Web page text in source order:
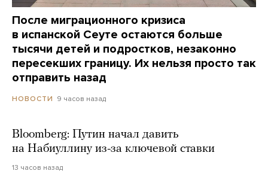
После миграционного кризиса
в испанской Сеуте остаются больше
тысячи детей и подростков, незаконно
пересекших границу. Их нельзя просто так
отправить назад
НОВОСТИ 9 часов назад
Bloomberg: Путин начал давить
на Набиуллину из-за ключевой ставки
13 часов назад